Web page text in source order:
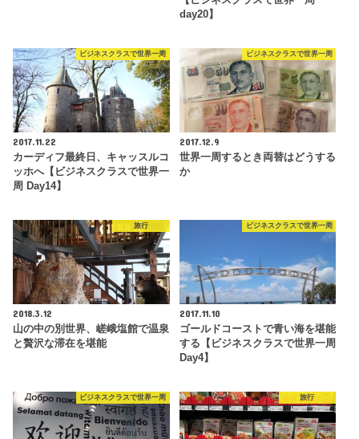
day20】
ビジネスクラスで世界一周
2017.11.22
カーディフ最終日、キャッスルコ
ッホへ【ビジネスクラスで世界一
周 Day14】
ビジネスクラスで世界一周
2017.12.9
世界一周するとき両替はどうする
か
旅行
2018.3.12
山の中の別世界、嵯峨塩館で温泉
と贅沢な滞在を堪能
ビジネスクラスで世界一周
2017.11.10
ゴールドコーストで青い海を堪能
する【ビジネスクラスで世界一周
Day4】
ビジネスクラスで世界一周 旅行